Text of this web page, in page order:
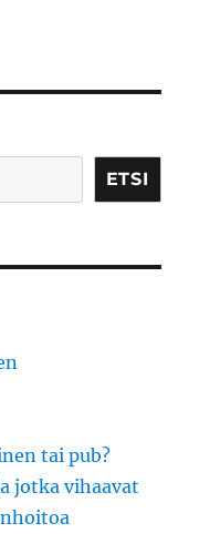
ETSI
tai pub?
jotka vihaavat